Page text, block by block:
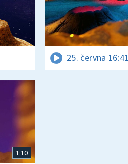
25. června 16:41
1:10